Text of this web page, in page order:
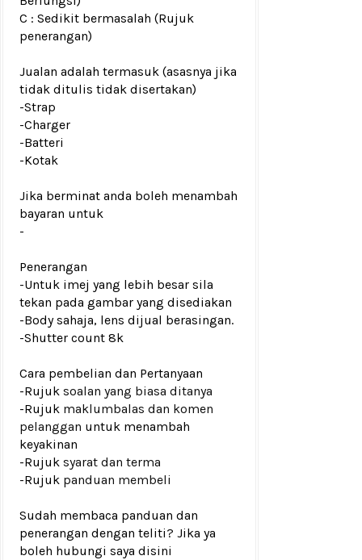
C : Sedikit bermasalah (Rujuk
penerangan)
Jualan adalah termasuk (asasnya jika
tidak ditulis tidak disertakan)
-Strap
-Charger
-Batteri
-Kotak
Jika berminat anda boleh menambah
bayaran untuk
-
Penerangan
-Untuk imej yang lebih besar sila
tekan pada gambar yang disediakan
-Body sahaja, lens dijual berasingan.
-Shutter count 8k
Cara pembelian dan Pertanyaan
-Rujuk soalan yang biasa ditanya
-Rujuk maklumbalas dan komen
pelanggan untuk menambah
keyakinan
-Rujuk syarat dan terma
-Rujuk panduan membeli
Sudah membaca panduan dan
penerangan dengan teliti? Jika ya
boleh hubungi saya disini